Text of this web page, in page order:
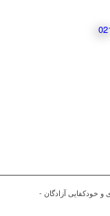
خودکفایی آزادگان -